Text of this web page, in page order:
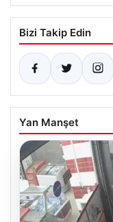
Bizi Takip Edin
Yan Manşet